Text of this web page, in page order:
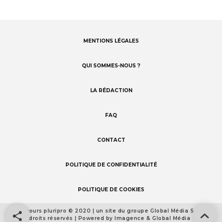
MENTIONS LÉGALES
QUI SOMMES-NOUS ?
LA RÉDACTION
FAQ
CONTACT
POLITIQUE DE CONFIDENTIALITÉ
POLITIQUE DE COOKIES
Footer
Concours pluripro © 2020 | un site du groupe Global Média Santé
Tous droits réservés | Powered by Imagence & Global Média Santé